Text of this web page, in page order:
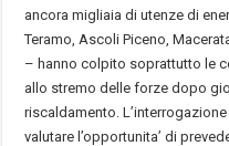
ancora migliaia di utenze di
Teramo, Ascoli Piceno,
– hanno colpito soprattutto le
allo stremo delle forze dopo
riscaldamento.
valutare l’opportunita’ di